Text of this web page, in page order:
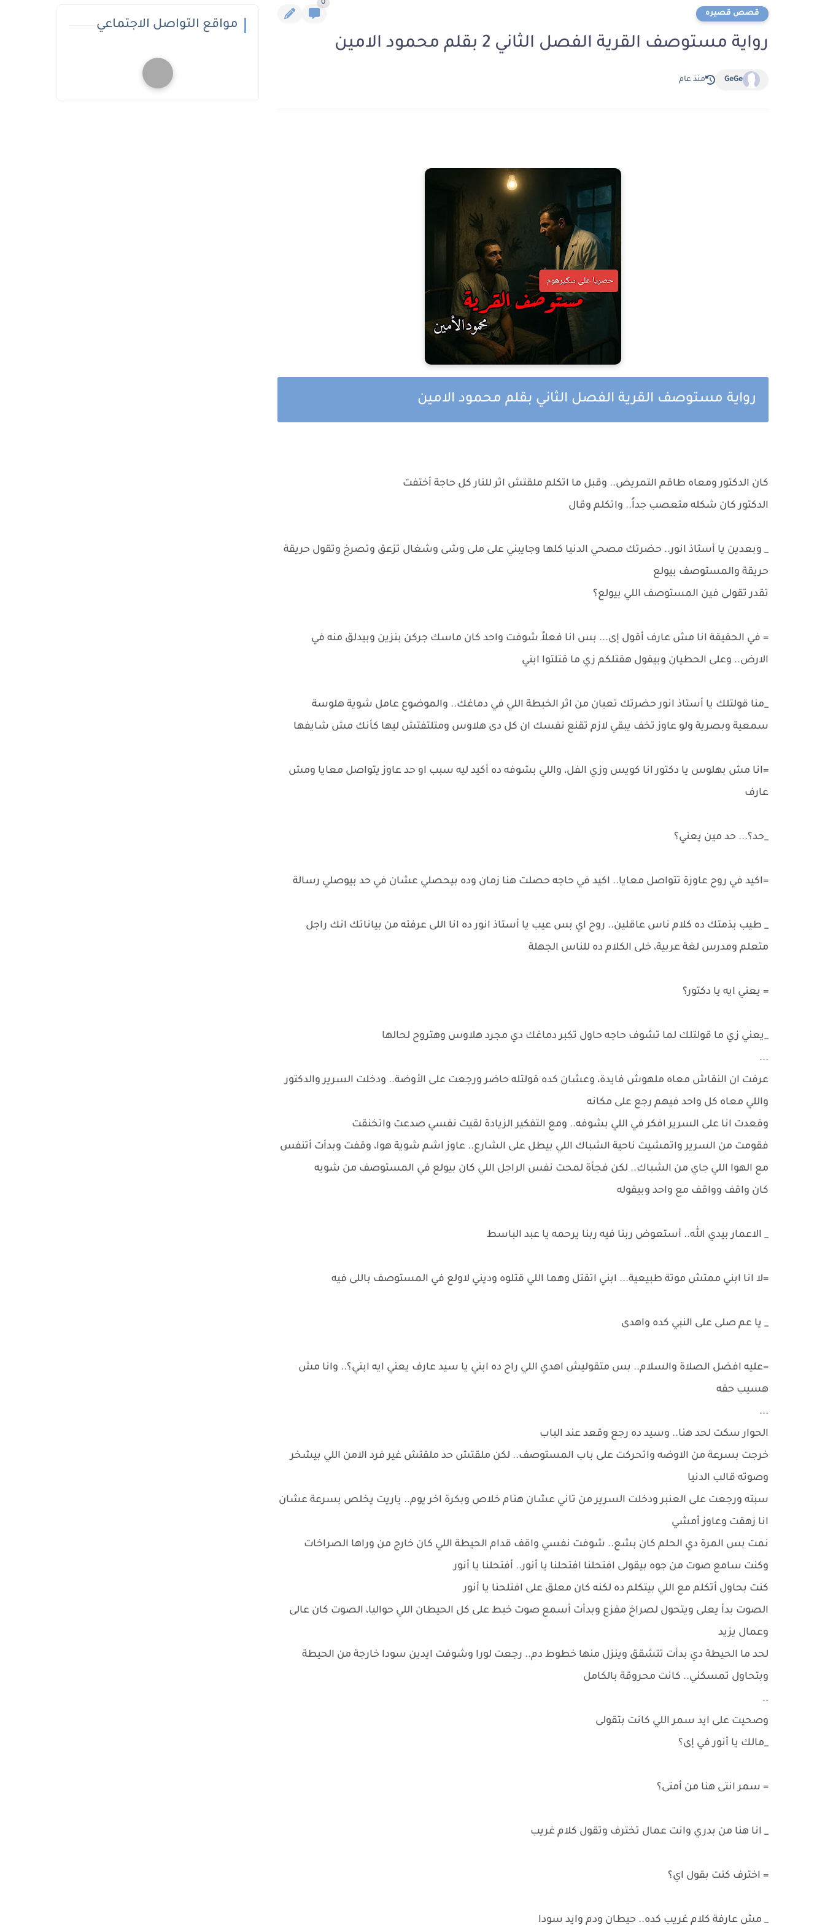
قصص قصيره
0
رواية مستوصف القرية الفصل الثاني 2 بقلم محمود الامين
GeGe منذ عام
رواية مستوصف القرية الفصل الثاني بقلم محمود الامين
كان الدكتور ومعاه طاقم التمريض.. وقبل ما اتكلم ملقتش اثر للنار كل حاجة أختفت
الدكتور كان شكله متعصب جداً.. واتكلم وقال
_ وبعدين يا أستاذ انور.. حضرتك مصحي الدنيا كلها وجايبني على ملى وشى وشغال تزعق وتصرخ وتقول حريقة
حريقة والمستوصف بيولع
تقدر تقولى فين المستوصف اللي بيولع؟
= في الحقيقة انا مش عارف أقول إى... بس انا فعلاً شوفت واحد كان ماسك جركن بنزين وبيدلق منه في
الارض.. وعلى الحطيان وبيقول هقتلكم زي ما قتلتوا ابني
_منا قولتلك يا أستاذ انور حضرتك تعبان من اثر الخبطة اللي في دماغك.. والموضوع عامل شوية هلوسة
سمعية وبصرية ولو عاوز تخف يبقي لازم تقنع نفسك ان كل دى هلاوس ومتلتفتش ليها كأنك مش شايفها
=انا مش بهلوس يا دكتور انا كويس وزي الفل، واللي بشوفه ده أكيد ليه سبب او حد عاوز يتواصل معايا ومش
عارف
_حد؟... حد مين يعني؟
=اكيد في روح عاوزة تتواصل معايا.. اكيد في حاجه حصلت هنا زمان وده بيحصلي عشان في حد بيوصلي رسالة
_ طيب بذمتك ده كلام ناس عاقلين.. روح اي بس عيب يا أستاذ انور ده انا اللى عرفته من بياناتك انك راجل
متعلم ومدرس لغة عربية، خلى الكلام ده للناس الجهلة
= يعني ايه يا دكتور؟
_يعني زي ما قولتلك لما تشوف حاجه حاول تكبر دماغك دي مجرد هلاوس وهتروح لحالها
...
عرفت ان النقاش معاه ملهوش فايدة، وعشان كده قولتله حاضر ورجعت على الأوضة.. ودخلت السرير والدكتور
واللي معاه كل واحد فيهم رجع على مكانه
وقعدت انا على السرير افكر في اللي بشوفه.. ومع التفكير الزيادة لقيت نفسي صدعت واتخنقت
فقومت من السرير واتمشيت ناحية الشباك اللي بيطل على الشارع.. عاوز اشم شوية هوا، وقفت وبدأت أتنفس
مع الهوا اللي جاي من الشباك.. لكن فجأة لمحت نفس الراجل اللي كان بيولع في المستوصف من شويه
كان واقف وواقف مع واحد وبيقوله
_ الاعمار بيدي الله.. أستعوض ربنا فيه ربنا يرحمه يا عبد الباسط
=لا انا ابني ممتش موتة طبيعية... ابني اتقتل وهما اللي قتلوه وديني لاولع في المستوصف باللى فيه
_ يا عم صلى على النبي كده واهدى
=عليه افضل الصلاة والسلام.. بس متقوليش اهدي اللي راح ده ابني يا سيد عارف يعني ايه ابني؟.. وانا مش
هسيب حقه
...
الحوار سكت لحد هنا.. وسيد ده رجع وقعد عند الباب
خرجت بسرعة من الاوضه واتحركت على باب المستوصف.. لكن ملقتش حد ملقتش غير فرد الامن اللي بيشخر
وصوته قالب الدنيا
سبته ورجعت على العنبر ودخلت السرير من تاني عشان هنام خلاص وبكرة اخر يوم.. ياريت يخلص بسرعة عشان
انا زهقت وعاوز أمشي
نمت بس المرة دي الحلم كان بشع.. شوفت نفسي واقف قدام الحيطة اللي كان خارج من وراها الصراخات
وكنت سامع صوت من جوه بيقولى افتحلنا افتحلنا يا أنور.. أفتحلنا يا أنور
كنت بحاول أتكلم مع اللي بيتكلم ده لكنه كان معلق على افتلحنا يا أنور
الصوت بدأ يعلى ويتحول لصراخ مفزع وبدأت أسمع صوت خبط على كل الحيطان اللي حواليا، الصوت كان عالى
وعمال يزيد
لحد ما الحيطة دي بدأت تتشقق وينزل منها خطوط دم.. رجعت لورا وشوفت ايدين سودا خارجة من الحيطة
وبتحاول تمسكني.. كانت محروقة بالكامل
..
وصحيت على ايد سمر اللي كانت بتقولى
_مالك يا أنور في إى؟
= سمر انتى هنا من أمتى؟
_ انا هنا من بدري وانت عمال تخترف وتقول كلام غريب
= اخترف كنت بقول اي؟
_ مش عارفة كلام غريب كده.. حيطان ودم وايد سودا
مواقع التواصل الاجتماعي